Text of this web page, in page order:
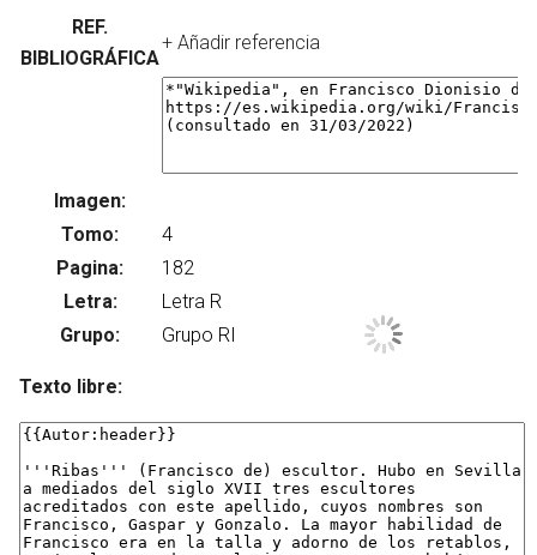
REF.
BIBLIOGRÁFICA
+ Añadir referencia
Imagen:
Tomo:
Pagina:
Letra:
Grupo:
Texto libre: